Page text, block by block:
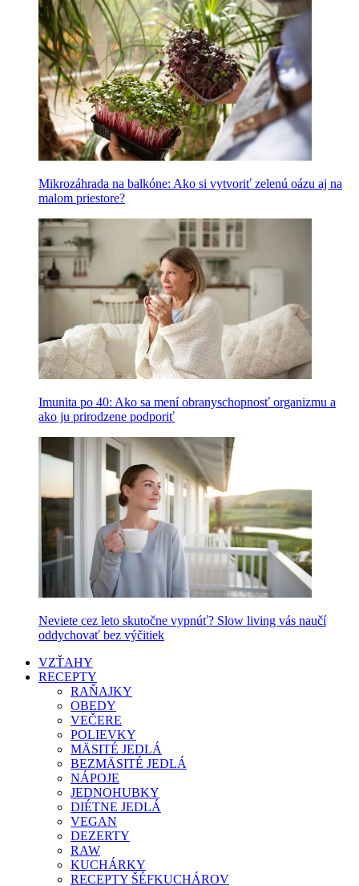
Mikrozáhrada na balkóne: Ako si vytvoriť zelenú oázu aj na
malom priestore?
Imunita po 40: Ako sa mení obranyschopnosť organizmu a
ako ju prirodzene podporiť
Neviete cez leto skutočne vypnúť? Slow living vás naučí
oddychovať bez výčitiek
VZŤAHY
RECEPTY
RAŇAJKY
OBEDY
VEČERE
POLIEVKY
MÄSITÉ JEDLÁ
BEZMÄSITÉ JEDLÁ
NÁPOJE
JEDNOHUBKY
DIÉTNE JEDLÁ
VEGAN
DEZERTY
RAW
KUCHÁRKY
RECEPTY ŠÉFKUCHÁROV